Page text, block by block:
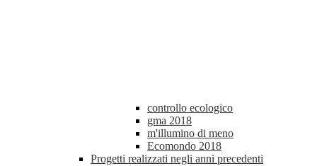
controllo ecologico
gma 2018
m'illumino di meno
Ecomondo 2018
Progetti realizzati negli anni precedenti